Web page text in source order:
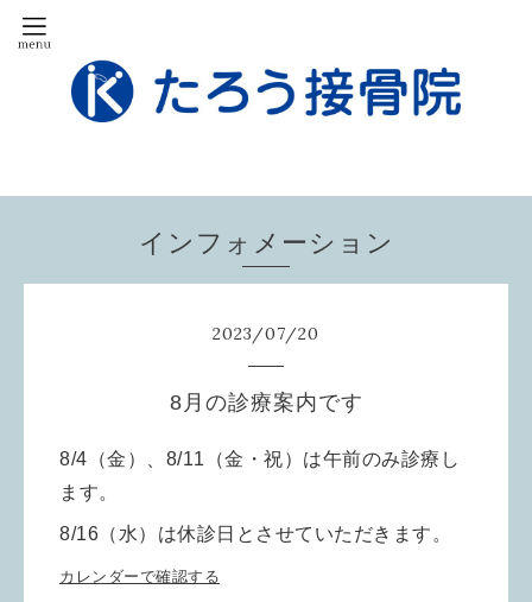
インフォメーション
2023/07/20
8月の診療案内です
8/4（金）、8/11（金・祝）は午前のみ診療し
ます。
8/16（水）は休診日とさせていただきます。
カレンダーで確認する